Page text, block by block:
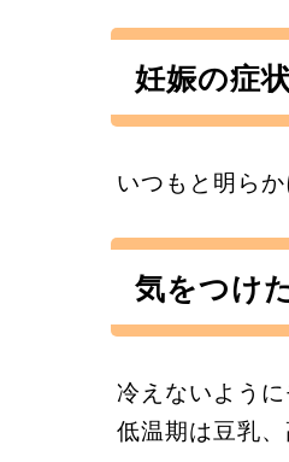
妊娠の症
いつもと明ら
気をつけ
冷えないよう
低温期は豆乳